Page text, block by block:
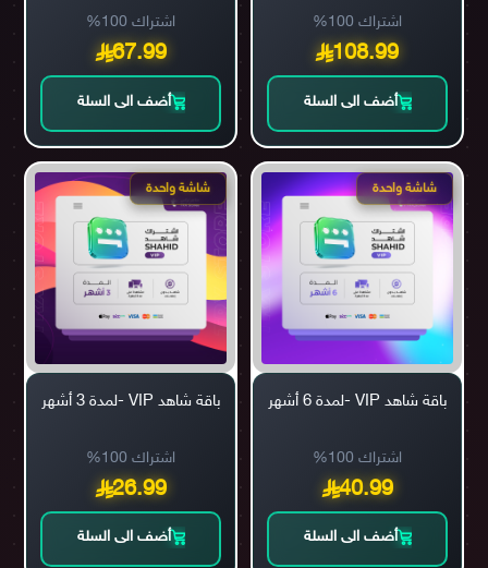
اشتراك 100%
108.99
أضف الى السلة
اشتراك 100%
67.99
أضف الى السلة
شاشة واحدة
باقة شاهد VIP -لمدة 6 أشهر
اشتراك 100%
40.99
أضف الى السلة
شاشة واحدة
باقة شاهد VIP -لمدة 3 أشهر
اشتراك 100%
26.99
أضف الى السلة